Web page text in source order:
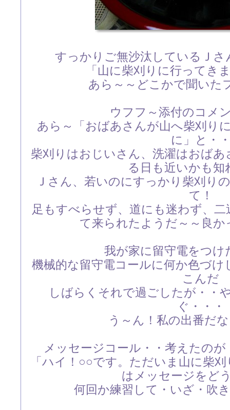
すっかりご無沙汰しているＪ
「山に柴刈りに行ってき
あら～～どこかで聞いた
ウフフ～添付のコメ
あら～「おばあさんが山へ柴刈り
に」と・
柴刈りはおじいさん、洗濯はおば
る日も近いかも知
Ｊさん、若いのにすっかり柴刈り
て！
足もすべらせず、道にも迷わず、
て来られたようだ～～良か
我が家に留守電をつけ
機械的な留守電コールに何か色づ
こんだ
しばらくそれで過ごしたが・・
ぐ・・・
う～ん！私の出番だ
メッセージコール・・考えたの
「ハイ！○○です。ただいま山に柴
はメッセージをど
何回か練習して・いざ・吹